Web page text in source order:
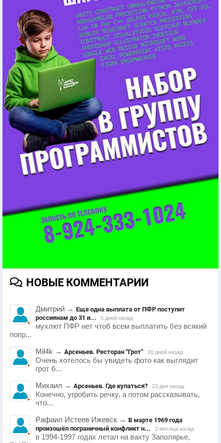
НОВЫЕ КОММЕНТАРИИ
Дмитрий → Еще одна выплата от ПФР поступит
россиянам до 31 и...
5 дней назад
мухлют ПФР нет чтоб всем выплатить без всякий
попр...
Mil4k → Арсеньев. Ресторан "Грот" 20 дней назад
Очень хотелось бы увидеть фото как выглядит
грот б...
Михаил → Арсеньев. Где купаться? 23 дня назад
Конечно, угробить речку, а потом рассказывать,
что...
Рафаил Истеев Ижевск → В марте 1969 года
произошёл пограничный конфликт н...
2 месяца назад
в 1994-1997 годах летал на вахту Заполярье,